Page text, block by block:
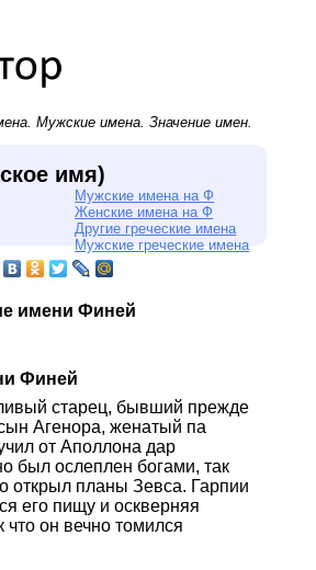
. Мужские имена. Значение имен.
имя)
Мужские имена на Ф
Женские имена на Ф
Другие греческие имена
Мужские греческие имена
имени Финей
Финей
старец, бывший прежде
Агенора, женатый па
от Аполлона дар
был ослеплен богами, так
открыл планы Зевса. Гарпии
его пищу и оскверняя
что он вечно томился